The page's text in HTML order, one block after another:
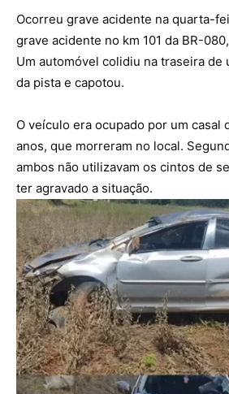
Ocorreu grave acidente na quarta-
grave acidente no km 101 da BR-
Um automóvel colidiu na traseira de
da pista e capotou.
O veículo era ocupado por um casal
anos, que morreram no local.
ambos não utilizavam os cintos de
ter agravado a situação.